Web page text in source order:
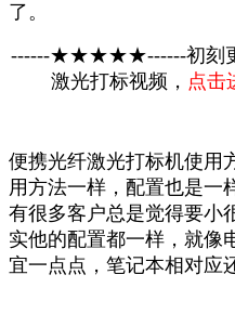
了。
------★★★★★------初刻更
激光打标视频， 点击
便携光纤激光打标机使用
用方法一样，配置也是一
有很多客户总是觉得要小
实他的配置都一样，就像
宜一点点，笔记本相对应